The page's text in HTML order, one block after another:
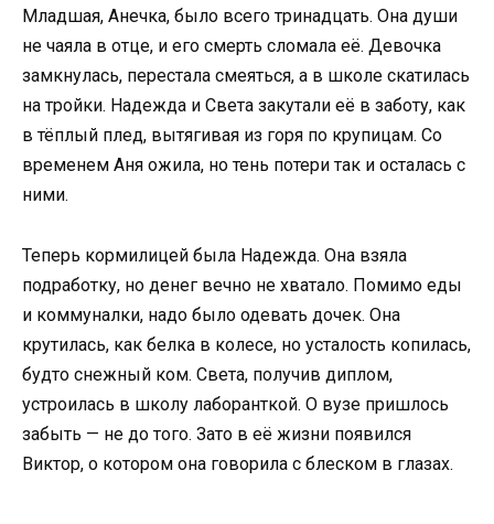
Младшая, Анечка, было всего тринадцать. Она души
не чаяла в отце, и его смерть сломала её. Девочка
замкнулась, перестала смеяться, а в школе скатилась
на тройки. Надежда и Света закутали её в заботу, как
в тёплый плед, вытягивая из горя по крупицам. Со
временем Аня ожила, но тень потери так и осталась с
ними.
Теперь кормилицей была Надежда. Она взяла
подработку, но денег вечно не хватало. Помимо еды
и коммуналки, надо было одевать дочек. Она
крутилась, как белка в колесе, но усталость копилась,
будто снежный ком. Света, получив диплом,
устроилась в школу лаборанткой. О вузе пришлось
забыть — не до того. Зато в её жизни появился
Виктор, о котором она говорила с блеском в глазах.